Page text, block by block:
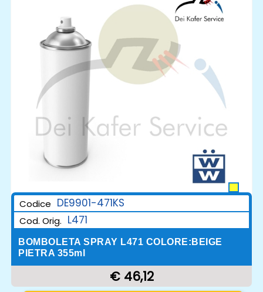
Codice DE9901-471KS
Cod. Orig. L471
BOMBOLETA SPRAY L471 COLORE:BEIGE
PIETRA 355ml
€ 46,12